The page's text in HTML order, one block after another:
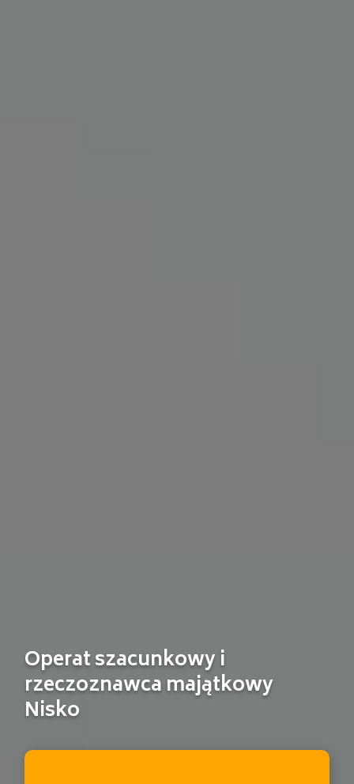
Operat szacunkowy i
rzeczoznawca majątkowy
Nisko